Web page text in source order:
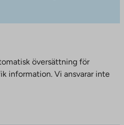
översättning för
information. Vi ansvarar inte